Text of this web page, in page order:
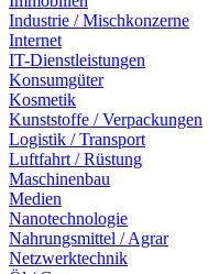
Industrie / Mischkonzerne
Internet
IT-Dienstleistungen
Konsumgüter
Kosmetik
Kunststoffe / Verpackungen
Logistik / Transport
Luftfahrt / Rüstung
Maschinenbau
Medien
Nanotechnologie
Nahrungsmittel / Agrar
Netzwerktechnik